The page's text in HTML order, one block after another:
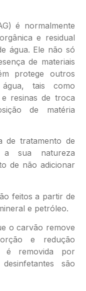
é normalmente
e residual
água. Ele não só
de materiais
protege outros
tais como
resinas de troca
de matéria
de tratamento de
a sua natureza
de não adicionar
feitos a partir de
e petróleo.
o carvão remove
e redução
é removida por
são